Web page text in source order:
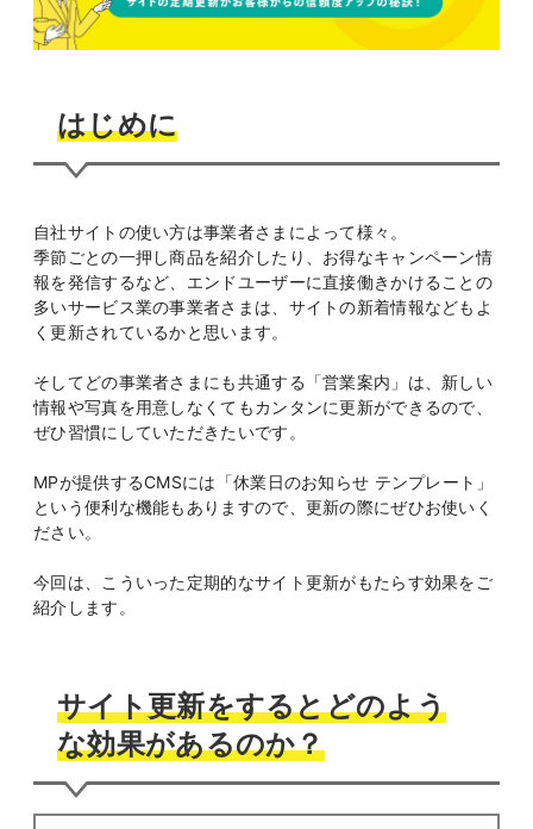
はじめに
自社サイトの使い方は事業者さまによって様々。
季節ごとの一押し商品を紹介したり、お得なキャンペーン情
報を発信するなど、エンドユーザーに直接働きかけることの
多いサービス業の事業者さまは、サイトの新着情報などもよ
く更新されているかと思います。
そしてどの事業者さまにも共通する「営業案内」は、新しい
情報や写真を用意しなくてもカンタンに更新ができるので、
ぜひ習慣にしていただきたいです。
MPが提供するCMSには「休業日のお知らせ テンプレート」
という便利な機能もありますので、更新の際にぜひお使いく
ださい。
今回は、こういった定期的なサイト更新がもたらす効果をご
紹介します。
サイト更新をするとどのよう
な効果があるのか？